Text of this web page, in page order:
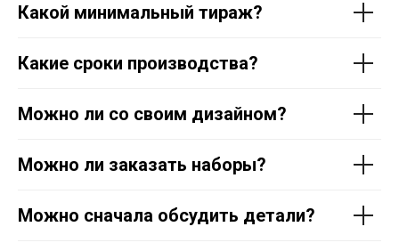
Какой минимальный тираж?
Какие сроки производства?
Можно ли со своим дизайном?
Можно ли заказать наборы?
Можно сначала обсудить детали?